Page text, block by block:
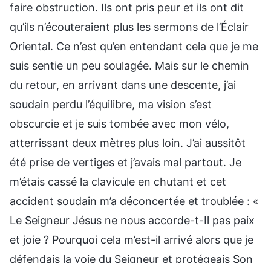
faire obstruction. Ils ont pris peur et ils ont dit
qu’ils n’écouteraient plus les sermons de l’Éclair
Oriental. Ce n’est qu’en entendant cela que je me
suis sentie un peu soulagée. Mais sur le chemin
du retour, en arrivant dans une descente, j’ai
soudain perdu l’équilibre, ma vision s’est
obscurcie et je suis tombée avec mon vélo,
atterrissant deux mètres plus loin. J’ai aussitôt
été prise de vertiges et j’avais mal partout. Je
m’étais cassé la clavicule en chutant et cet
accident soudain m’a déconcertée et troublée : «
Le Seigneur Jésus ne nous accorde-t-Il pas paix
et joie ? Pourquoi cela m’est-il arrivé alors que je
défendais la voie du Seigneur et protégeais Son